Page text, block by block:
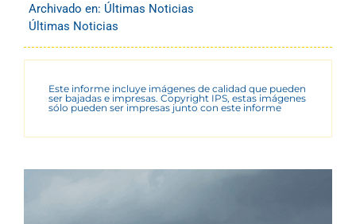
Archivado en: Últimas Noticias
Últimas Noticias
Este informe incluye imágenes de calidad que pueden
ser bajadas e impresas. Copyright IPS, estas imágenes
sólo pueden ser impresas junto con este informe